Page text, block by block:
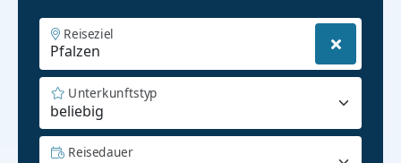
Reiseziel
beliebig
Unterkunftstyp
Reisedauer